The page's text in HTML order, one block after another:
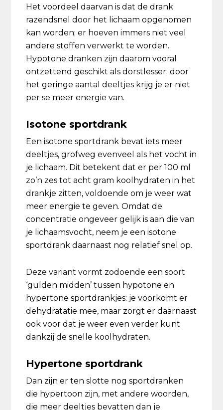
Het voordeel daarvan is dat de drank
razendsnel door het lichaam opgenomen
kan worden; er hoeven immers niet veel
andere stoffen verwerkt te worden.
Hypotone dranken zijn daarom vooral
ontzettend geschikt als dorstlesser; door
het geringe aantal deeltjes krijg je er niet
per se meer energie van.
Isotone sportdrank
Een isotone sportdrank bevat iets meer
deeltjes, grofweg evenveel als het vocht in
je lichaam. Dit betekent dat er per 100 ml
zo’n zes tot acht gram koolhydraten in het
drankje zitten, voldoende om je weer wat
meer energie te geven. Omdat de
concentratie ongeveer gelijk is aan die van
je lichaamsvocht, neem je een isotone
sportdrank daarnaast nog relatief snel op.
Deze variant vormt zodoende een soort
‘gulden midden’ tussen hypotone en
hypertone sportdrankjes: je voorkomt er
dehydratatie mee, maar zorgt er daarnaast
ook voor dat je weer even verder kunt
dankzij de snelle koolhydraten.
Hypertone sportdrank
Dan zijn er ten slotte nog sportdranken
die hypertoon zijn, met andere woorden,
die meer deeltjes bevatten dan je